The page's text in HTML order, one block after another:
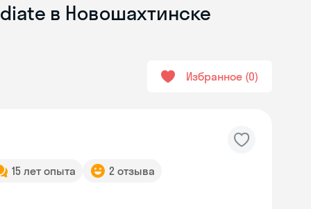
в Новошахтинске
Избранное 0
15 лет опыта 2 отзыва